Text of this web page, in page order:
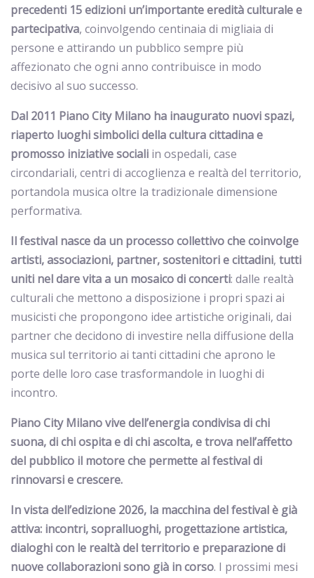
precedenti 15 edizioni un’importante eredità culturale e
partecipativa, coinvolgendo centinaia di migliaia di
persone e attirando un pubblico sempre più
affezionato che ogni anno contribuisce in modo
decisivo al suo successo.
Dal 2011 Piano City Milano ha inaugurato nuovi spazi,
riaperto luoghi simbolici della cultura cittadina e
promosso iniziative sociali in ospedali, case
circondariali, centri di accoglienza e realtà del territorio,
portandola musica oltre la tradizionale dimensione
performativa.
Il festival nasce da un processo collettivo che coinvolge
artisti, associazioni, partner, sostenitori e cittadini, tutti
uniti nel dare vita a un mosaico di concerti: dalle realtà
culturali che mettono a disposizione i propri spazi ai
musicisti che propongono idee artistiche originali, dai
partner che decidono di investire nella diffusione della
musica sul territorio ai tanti cittadini che aprono le
porte delle loro case trasformandole in luoghi di
incontro.
Piano City Milano vive dell’energia condivisa di chi
suona, di chi ospita e di chi ascolta, e trova nell’affetto
del pubblico il motore che permette al festival di
rinnovarsi e crescere.
In vista dell’edizione 2026, la macchina del festival è già
attiva: incontri, sopralluoghi, progettazione artistica,
dialoghi con le realtà del territorio e preparazione di
nuove collaborazioni sono già in corso. I prossimi mesi